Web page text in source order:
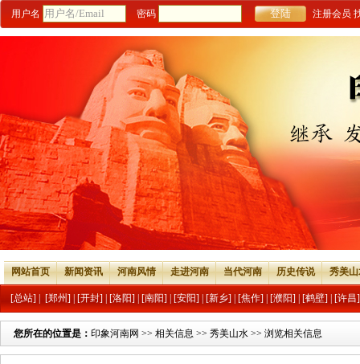
用户名 密码 注册会员
网站首页 新闻资讯 河南风情 走进河南 当代河南 历史传说 秀美
[总站] [郑州] [开封] [洛阳] [南阳] [安阳] [新乡] [焦作] [濮阳] [鹤壁] [许昌]
您所在的位置是： 印象河南网 >> 相关信息 >> 秀美山水 >> 浏览相关信息